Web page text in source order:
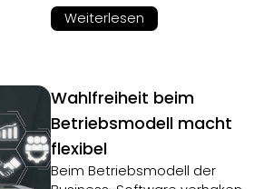
Weiterlesen
Wahlfreiheit beim
Betriebsmodell macht
flexibel
Beim Betriebsmodell der